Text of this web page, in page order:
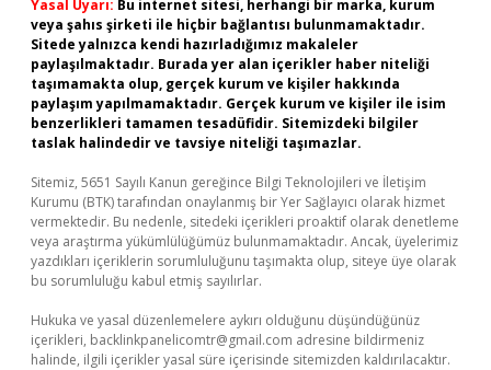
Yasal Uyarı: Bu internet sitesi, herhangi bir marka, kurum
veya şahıs şirketi ile hiçbir bağlantısı bulunmamaktadır.
Sitede yalnızca kendi hazırladığımız makaleler
paylaşılmaktadır. Burada yer alan içerikler haber niteliği
taşımamakta olup, gerçek kurum ve kişiler hakkında
paylaşım yapılmamaktadır. Gerçek kurum ve kişiler ile isim
benzerlikleri tamamen tesadüfidir. Sitemizdeki bilgiler
taslak halindedir ve tavsiye niteliği taşımazlar.
Sitemiz, 5651 Sayılı Kanun gereğince Bilgi Teknolojileri ve İletişim
Kurumu (BTK) tarafından onaylanmış bir Yer Sağlayıcı olarak hizmet
vermektedir. Bu nedenle, sitedeki içerikleri proaktif olarak denetleme
veya araştırma yükümlülüğümüz bulunmamaktadır. Ancak, üyelerimiz
yazdıkları içeriklerin sorumluluğunu taşımakta olup, siteye üye olarak
bu sorumluluğu kabul etmiş sayılırlar.
Hukuka ve yasal düzenlemelere aykırı olduğunu düşündüğünüz
içerikleri, backlinkpanelicomtr@gmail.com adresine bildirmeniz
halinde, ilgili içerikler yasal süre içerisinde sitemizden kaldırılacaktır.